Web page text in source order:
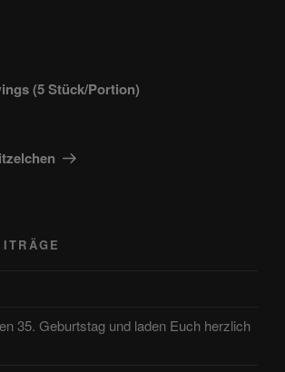
(5 Stück/Portion)
35. Geburtstag und laden Euch herzlich